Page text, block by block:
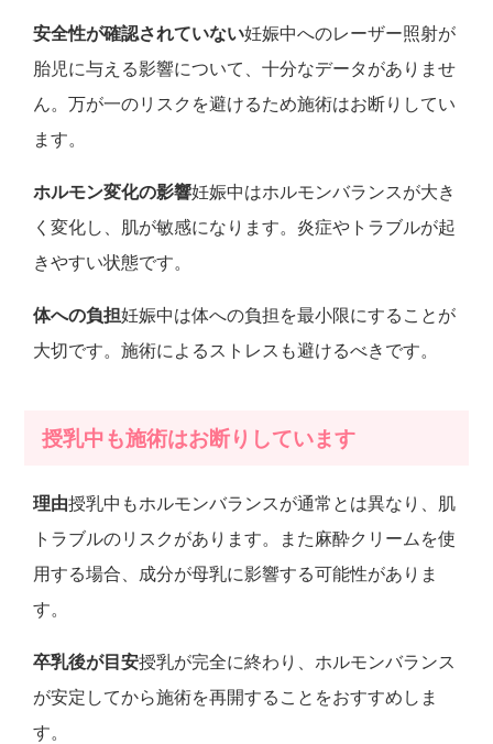
安全性が確認されていない妊娠中へのレーザー照射が
胎児に与える影響について、十分なデータがありませ
ん。万が一のリスクを避けるため施術はお断りしてい
ます。
ホルモン変化の影響妊娠中はホルモンバランスが大き
く変化し、肌が敏感になります。炎症やトラブルが起
きやすい状態です。
体への負担妊娠中は体への負担を最小限にすることが
大切です。施術によるストレスも避けるべきです。
授乳中も施術はお断りしています
理由授乳中もホルモンバランスが通常とは異なり、肌
トラブルのリスクがあります。また麻酔クリームを使
用する場合、成分が母乳に影響する可能性がありま
す。
卒乳後が目安授乳が完全に終わり、ホルモンバランス
が安定してから施術を再開することをおすすめしま
す。